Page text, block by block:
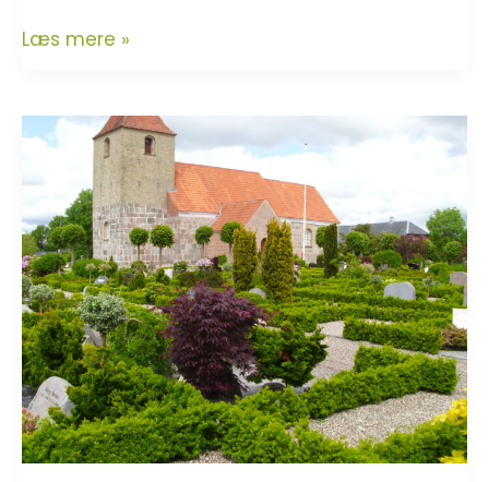
Grøn
Himmelske
Læs mere »